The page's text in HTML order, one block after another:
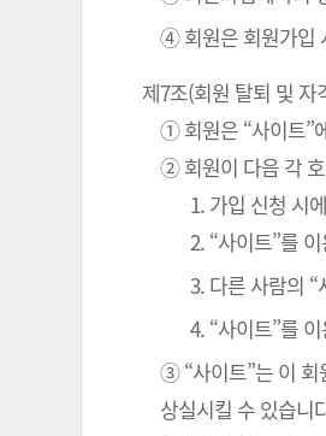
④ 회원은 회원가입
제7조(회원 탈퇴 및 자
① 회원은 “사이트”
② 회원이 다음 각 호
1. 가입 신청 시
2. “사이트”를
3. 다른 사람의
4. “사이트”를
③ “사이트”는 이 회
상실시킬 수 있습니